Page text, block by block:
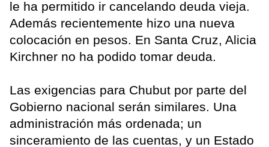
le ha permitido ir cancelando deuda vieja.
Además recientemente hizo una nueva
colocación en pesos. En Santa Cruz, Alicia
Kirchner no ha podido tomar deuda.
Las exigencias para Chubut por parte del
Gobierno nacional serán similares. Una
administración más ordenada; un
sinceramiento de las cuentas, y un Estado